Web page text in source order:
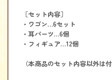
［セット内容］
・ワゴン…6セット
・耳パーツ…6個
・フィギュア…12個
（本商品のセット内容以外は